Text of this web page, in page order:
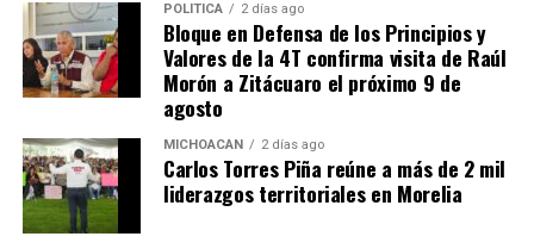
SEE fortalece educación
básica en beneficio de 900
mil estudiantes
8 julio, 2023
CEBAS, educación de
calidad para adultos
28 julio, 2013
En "Michoacán"
POLÍTICA 2 días ago
Bloque en Defensa de los Principios y
Valores de la 4T confirma visita de Raúl
Morón a Zitácuaro el próximo 9 de
agosto
MICHOACÁN 2 días ago
Carlos Torres Piña reúne a más de 2 mil
liderazgos territoriales en Morelia